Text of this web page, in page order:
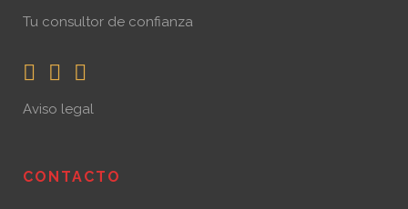
Tu consultor de confianza
Aviso legal
CONTACTO